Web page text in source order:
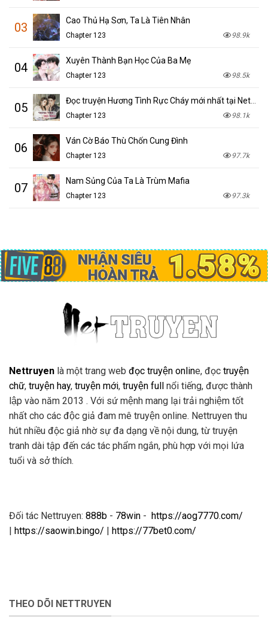
03 Cao Thủ Hạ Sơn, Ta Là Tiên Nhân
Chapter 123 98.9k
04 Xuyên Thành Bạn Học Của Ba Mẹ
Chapter 123 98.5k
05
Chapter 123 98.1k
06 Ván Cờ Báo Thù Chốn Cung Đình
Chapter 123 97.7k
07 Nam Sủng Của Ta Là Trùm Mafia
Chapter 123 97.3k
Nettruyen là một trang web đọc truyện online, đọc truyện
chữ, truyện hay, truyện mới, truyện full
nổi tiếng, được thành
lập vào năm 2013 . Với sứ mệnh mang lại trải nghiệm tốt
nhất cho các độc giả đam mê truyện online. Nettruyen thu
hút nhiều độc giả nhờ sự đa dạng về nội dung, từ truyện
tranh dài tập đến các tác phẩm ngắn, phù hợp với mọi lứa
tuổi và sở thích.
Đối tác Nettruyen: 888b - 78win - https://aog7770.com/
| https://saowin.bingo/ | https://77bet0.com/
THEO DÕI NETTRUYEN